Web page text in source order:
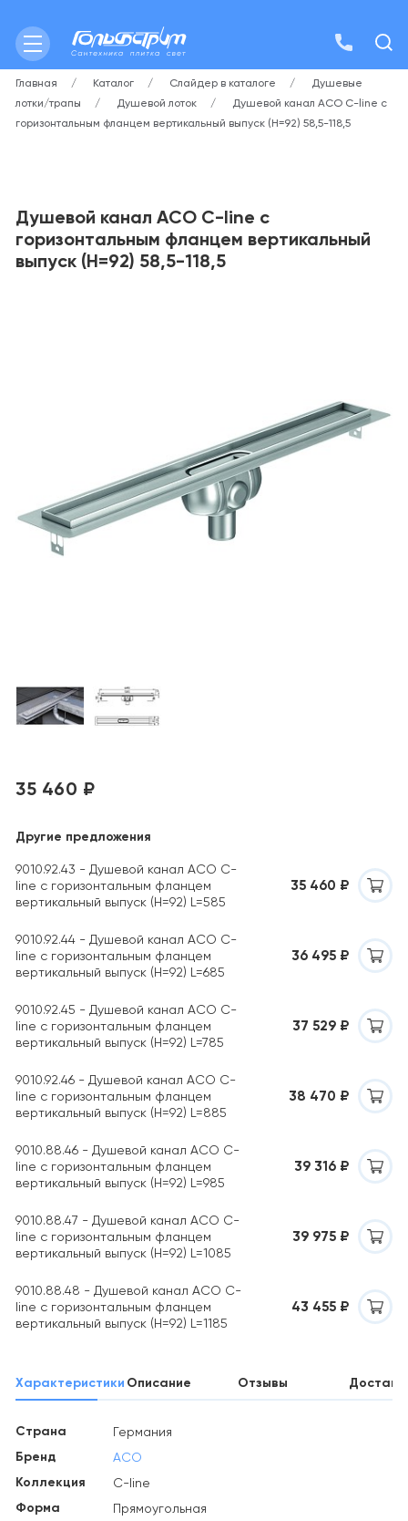
Главная Каталог Слайдер в каталоге
Душевые
лотки/трапы
Душевой лоток
Душевой канал ACO C-line с
горизонтальным фланцем вертикальный выпуск (H=92) 58,5-118,5
Душевой канал ACO C-line с
горизонтальным фланцем вертикальный
выпуск (H=92) 58,5-118,5
35 460 ₽
Другие предложения
9010.92.43 - Душевой канал ACO C-
line с горизонтальным фланцем
вертикальный выпуск (H=92) L=585
35 460 ₽
9010.92.44 - Душевой канал ACO C-
line с горизонтальным фланцем
вертикальный выпуск (H=92) L=685
36 495 ₽
9010.92.45 - Душевой канал ACO C-
line с горизонтальным фланцем
вертикальный выпуск (H=92) L=785
37 529 ₽
9010.92.46 - Душевой канал ACO C-
line с горизонтальным фланцем
вертикальный выпуск (H=92) L=885
38 470 ₽
9010.88.46 - Душевой канал ACO C-
line с горизонтальным фланцем
вертикальный выпуск (H=92) L=985
39 316 ₽
9010.88.47 - Душевой канал ACO C-
line с горизонтальным фланцем
вертикальный выпуск (H=92) L=1085
39 975 ₽
9010.88.48 - Душевой канал ACO C-
line с горизонтальным фланцем
вертикальный выпуск (H=92) L=1185
43 455 ₽
Характеристики Описание Отзывы
Страна Германия
Бренд ACO
Коллекция C-line
Форма Прямоугольная